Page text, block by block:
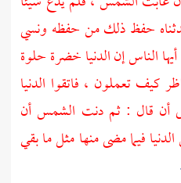
حدثناه حفظ ذلك من حفظه ونسي
الناس إن الدنيا خضرة حلوة
كيف تعملون ، فاتقوا الدنيا
أن قال : ثم دنت الشمس أن
فيما مضى منها مثل ما بقي